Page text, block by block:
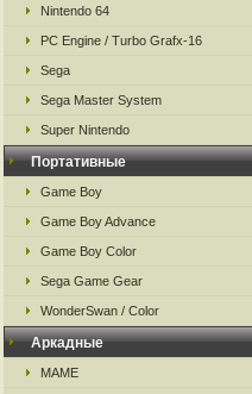
Nintendo 64
PC Engine / Turbo Grafx-16
Sega
Sega Master System
Super Nintendo
Портативные
Game Boy
Game Boy Advance
Game Boy Color
Sega Game Gear
WonderSwan / Color
Аркадные
MAME